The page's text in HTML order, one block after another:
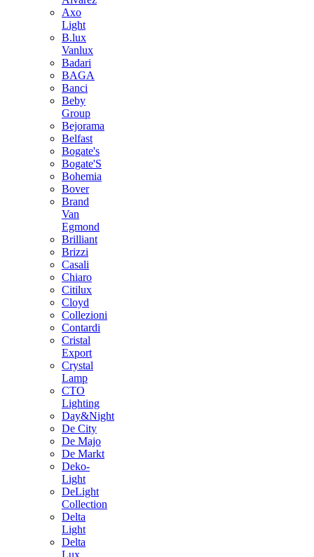
Axo
Light
B.lux
Vanlux
Badari
BAGA
Banci
Beby
Group
Bejorama
Belfast
Bogate's
Bogate'S
Bohemia
Bover
Brand
Van
Egmond
Brilliant
Brizzi
Casali
Chiaro
Citilux
Cloyd
Collezioni
Contardi
Cristal
Export
Crystal
Lamp
CTO
Lighting
Day&Night
De City
De Majo
De Markt
Deko-
Light
DeLight
Collection
Delta
Light
Delta
Lux